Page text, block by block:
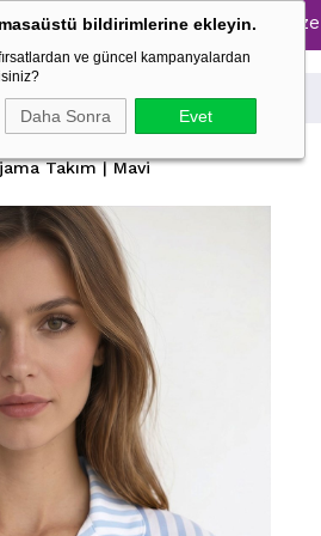
bildirimlerine ekleyin.
ve güncel kampanyalardan
Daha Sonra Evet
İndirim → 1500 TL ve üzeri
Takım | Mavi